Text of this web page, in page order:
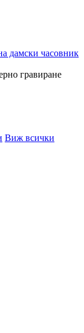
дамски часовник
гравиране
Виж всички